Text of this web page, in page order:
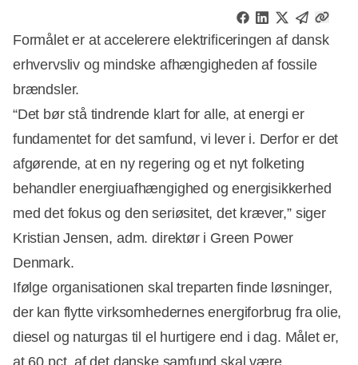
Formålet er at accelerere elektrificeringen af dansk
erhvervsliv og mindske afhængigheden af fossile
brændsler.
“Det bør stå tindrende klart for alle, at energi er
fundamentet for det samfund, vi lever i. Derfor er det
afgørende, at en ny regering og et nyt folketing
behandler energiuafhængighed og energisikkerhed
med det fokus og den seriøsitet, det kræver,” siger
Kristian Jensen, adm. direktør i Green Power
Denmark.
Ifølge organisationen skal treparten finde løsninger,
der kan flytte virksomhedernes energiforbrug fra olie,
diesel og naturgas til el hurtigere end i dag. Målet er,
at 60 pct. af det danske samfund skal være